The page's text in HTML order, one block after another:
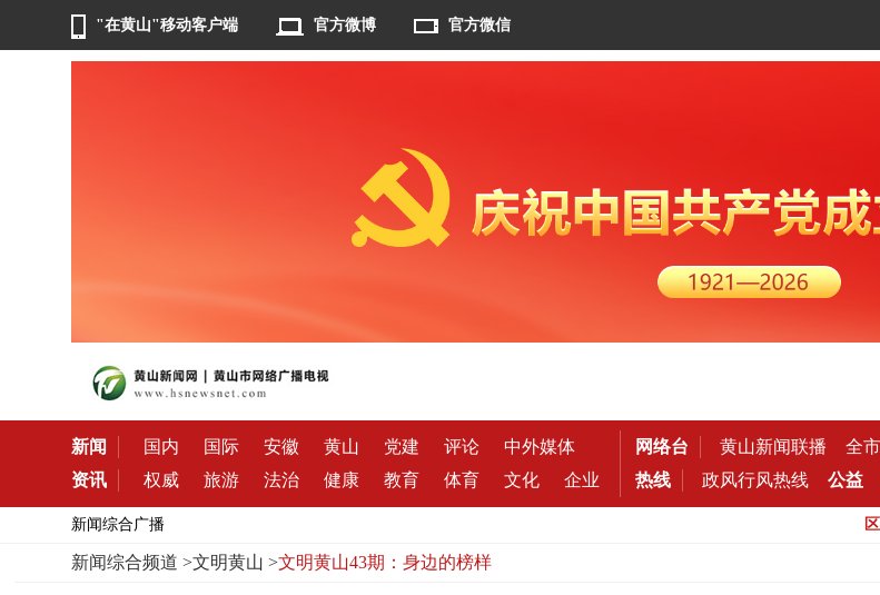
"在黄山"移动客户端 官方微博 官方微信
新闻 国内 国际 安徽 黄山 党建 评论
中外媒体
资讯
权威 旅游 法治 健康 教育 体育 文化 企业
网络台 黄山新闻联播
全
热线
政风行风热线 公益
新闻综合广播
新闻综合频道 >文明黄山 >文明黄山43期：身边的榜样